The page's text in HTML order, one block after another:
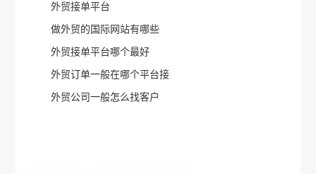
外贸接单平台
做外贸的国际网站有哪些
外贸接单平台哪个最好
外贸订单一般在哪个平台接
外贸公司一般怎么找客户